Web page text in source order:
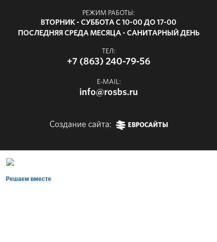
РЕЖИМ РАБОТЫ:
ВТОРНИК - СУББОТА С 10-00 ДО 17-00
ПОСЛЕДНЯЯ СРЕДА МЕСЯЦА - САНИТАРНЫЙ ДЕНЬ
ТЕЛ:
+7 (863) 240-79-56
E-MAIL:
info@rosbs.ru
Создание сайта: ЕВРОСАЙТЫ
Решаем вместе